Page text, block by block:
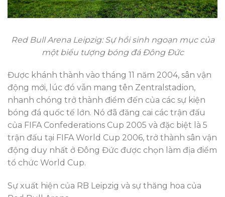
Red Bull Arena Leipzig: Sự hồi sinh ngoạn mục của
một biểu tượng bóng đá Đông Đức
Được khánh thành vào tháng 11 năm 2004, sân vận
động mới, lúc đó vẫn mang tên Zentralstadion,
nhanh chóng trở thành điểm đến của các sự kiện
bóng đá quốc tế lớn. Nó đã đăng cai các trận đấu
của FIFA Confederations Cup 2005 và đặc biệt là 5
trận đấu tại FIFA World Cup 2006, trở thành sân vận
động duy nhất ở Đông Đức được chọn làm địa điểm
tổ chức World Cup.
Sự xuất hiện của RB Leipzig và sự thăng hoa của